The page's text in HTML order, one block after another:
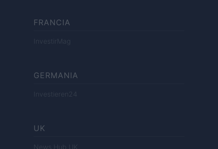
FRANCIA
InvestirMag
GERMANIA
Investieren24
UK
News Hub UK